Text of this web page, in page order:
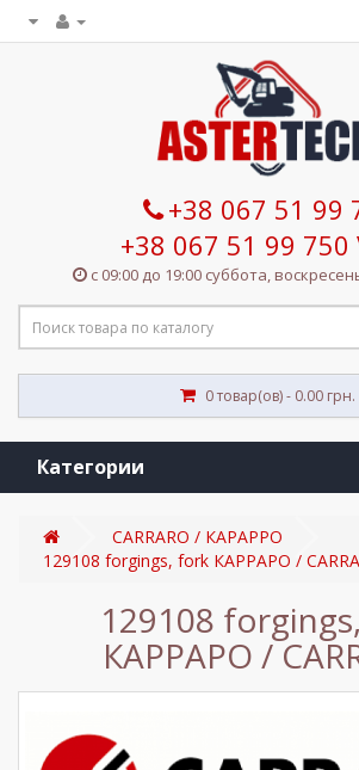
+38 067 51 99
+38 067 51 99 750
с 09:00 до 19:00 суббота,
0 товар(ов) - 0.00 грн.
Категории
CARRARO / КАРАРРО
129108 forgings, fork КАРРАРО /
129108
КАРРАРО /